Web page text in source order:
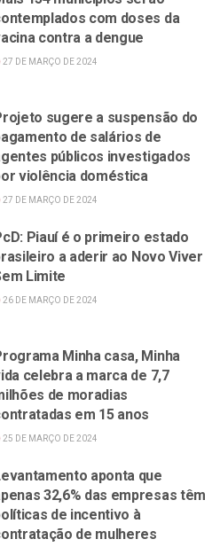
com doses da
contra a dengue
27 DE MARÇO DE 2024
sugere a suspensão do
de salários de
públicos investigados
violência doméstica
27 DE MARÇO DE 2024
Piauí é o primeiro estado
a aderir ao Novo Viver
Limite
26 DE MARÇO DE 2024
Minha casa, Minha
celebra a marca de 7,7
de moradias
em 15 anos
25 DE MARÇO DE 2024
aponta que
32,6% das empresas têm
de incentivo à
de mulheres